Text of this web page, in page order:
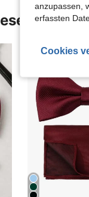
Artikel
anzupassen,
erfassten
Cookies